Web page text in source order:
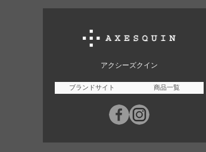
アクシーズクイン
ブランドサイト 商品一覧